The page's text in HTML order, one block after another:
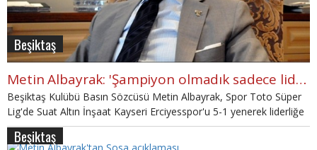
Beşiktaş
Metin Albayrak: 'Şampiyon olmadık sadece lideriz'
Beşiktaş Kulübü Basın Sözcüsü Metin Albayrak, Spor Toto Süper
Lig'de Suat Altın İnşaat Kayseri Erciyesspor'u 5-1 yenerek liderliğe
oturmanın keyfini yaşadıklarını ancak henüz şampiyonluğa
ulaşmadıklarını söyledi.
Beşiktaş